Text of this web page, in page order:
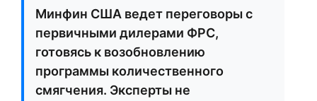
Минфин США ведет переговоры с
первичными дилерами ФРС,
готовясь к возобновлению
программы количественного
смягчения. Эксперты не